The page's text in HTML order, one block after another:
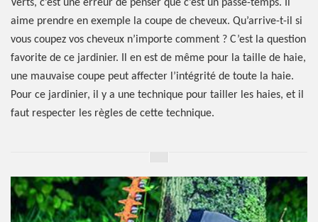
Verts, c’est une erreur de penser que c’est un passe-temps. Il
aime prendre en exemple la coupe de cheveux. Qu’arrive-t-il si
vous coupez vos cheveux n’importe comment ? C’est la question
favorite de ce jardinier. Il en est de même pour la taille de haie,
une mauvaise coupe peut affecter l’intégrité de toute la haie.
Pour ce jardinier, il y a une technique pour tailler les haies, et il
faut respecter les règles de cette technique.